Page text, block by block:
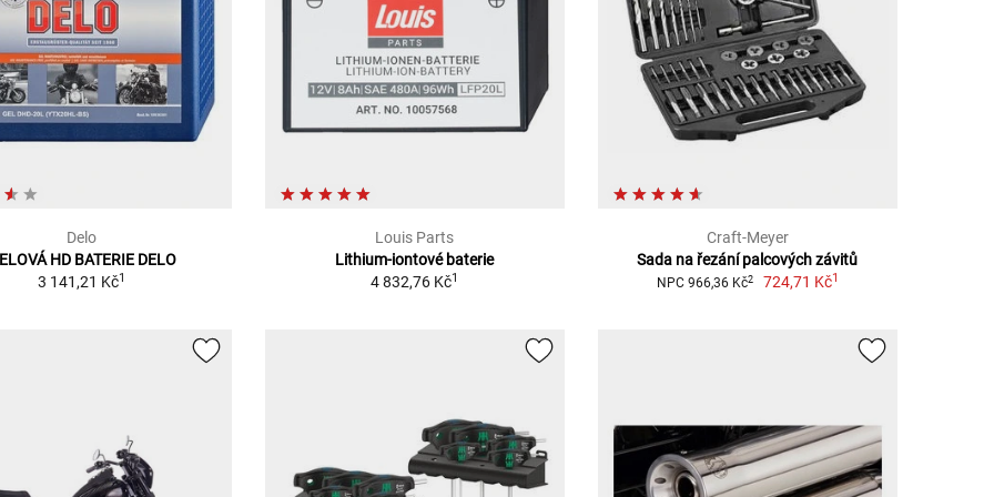
Delo
HD BATERIE DELO
3 141,21 Kč1
Louis Parts
Lithium-iontové baterie
4 832,76 Kč1
Craft-Meyer
Sada na řezání palcových závitů
NPC 966,36 Kč2 724,71 Kč1